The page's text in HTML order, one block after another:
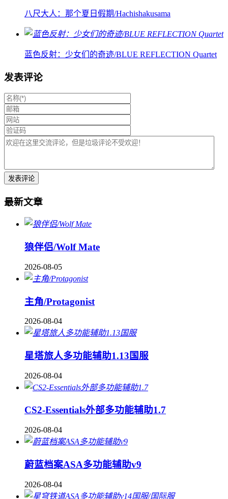
八尺大人：那个夏日假期/Hachishakusama
蓝色反射：少女们的奇迹/BLUE REFLECTION Quartet
发表评论
最新文章
狼伴侣/Wolf Mate
2026-08-05
主角/Protagonist
2026-08-04
星塔旅人多功能辅助1.13国服
2026-08-04
CS2-Essentials外部多功能辅助1.7
2026-08-04
蔚蓝档案ASA多功能辅助v9
2026-08-04